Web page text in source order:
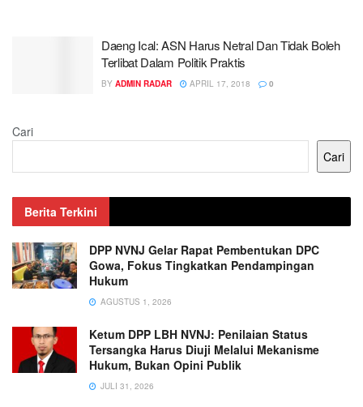
Daeng Ical: ASN Harus Netral Dan Tidak Boleh
Terlibat Dalam Politik Praktis
BY ADMIN RADAR APRIL 17, 2018 0
Cari
Cari
Berita Terkini
DPP NVNJ Gelar Rapat Pembentukan DPC
Gowa, Fokus Tingkatkan Pendampingan
Hukum
AGUSTUS 1, 2026
Ketum DPP LBH NVNJ: Penilaian Status
Tersangka Harus Diuji Melalui Mekanisme
Hukum, Bukan Opini Publik
JULI 31, 2026